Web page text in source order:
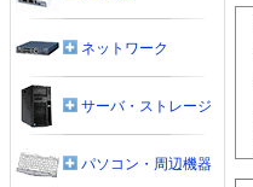
ネットワーク
サーバ・ストレージ
パソコン・周辺機器